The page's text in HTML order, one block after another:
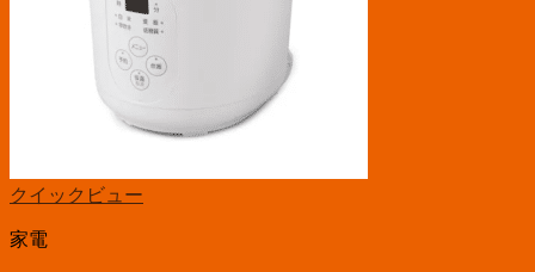
クイックビュー
家電